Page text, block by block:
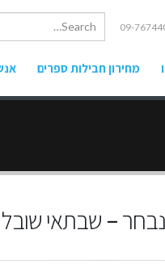
09-
מחירון חבילות ספרים
– שבתאי שובל